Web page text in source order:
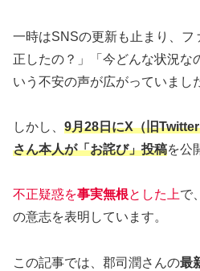
一時はSNSの更新も止まり、フ
正したの？」「今どんな状況な
いう不安の声が広がっていまし
しかし、 9月28日にX（旧
さん本人が「お詫び」投稿を公
不正疑惑を事実無根とした上で
の意志を表明しています。
この記事では、郡司潤さんの最